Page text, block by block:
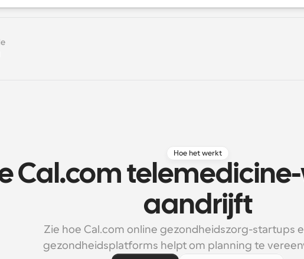
Hoe het werkt
Cal.com
aandrijft
Zie hoe Cal.com online gezondheidszorg-startups
gezondheidsplatforms helpt om planning te